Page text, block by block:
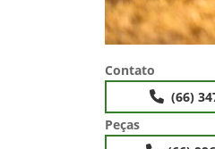
Contato
(66)
Peças